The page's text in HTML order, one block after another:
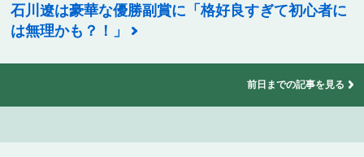
石川遼は豪華な優勝副賞に「格好良すぎて初心者に
は無理かも？！」
前日までの記事を見る